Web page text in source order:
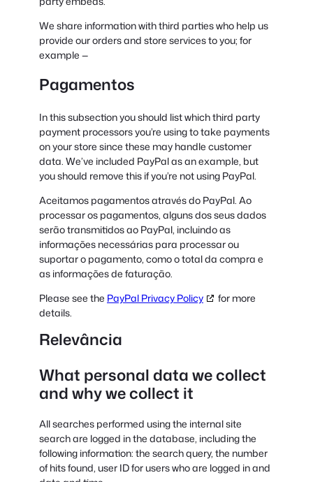
We share information with third parties who help us
provide our orders and store services to you; for
example —
Pagamentos
In this subsection you should list which third party
payment processors you’re using to take payments
on your store since these may handle customer
data. We’ve included PayPal as an example, but
you should remove this if you’re not using PayPal.
Aceitamos pagamentos através do PayPal. Ao
processar os pagamentos, alguns dos seus dados
serão transmitidos ao PayPal, incluindo as
informações necessárias para processar ou
suportar o pagamento, como o total da compra e
as informações de faturação.
Please see the PayPal Privacy Policy
for more
details.
Relevância
What personal data we collect
and why we collect it
All searches performed using the internal site
search are logged in the database, including the
following information: the search query, the number
of hits found, user ID for users who are logged in and